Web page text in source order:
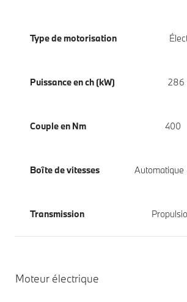
Type de motorisation
Puissance en ch (kW) 286
Couple en Nm 400
Boîte de vitesses Automatique
Transmission
Moteur électrique